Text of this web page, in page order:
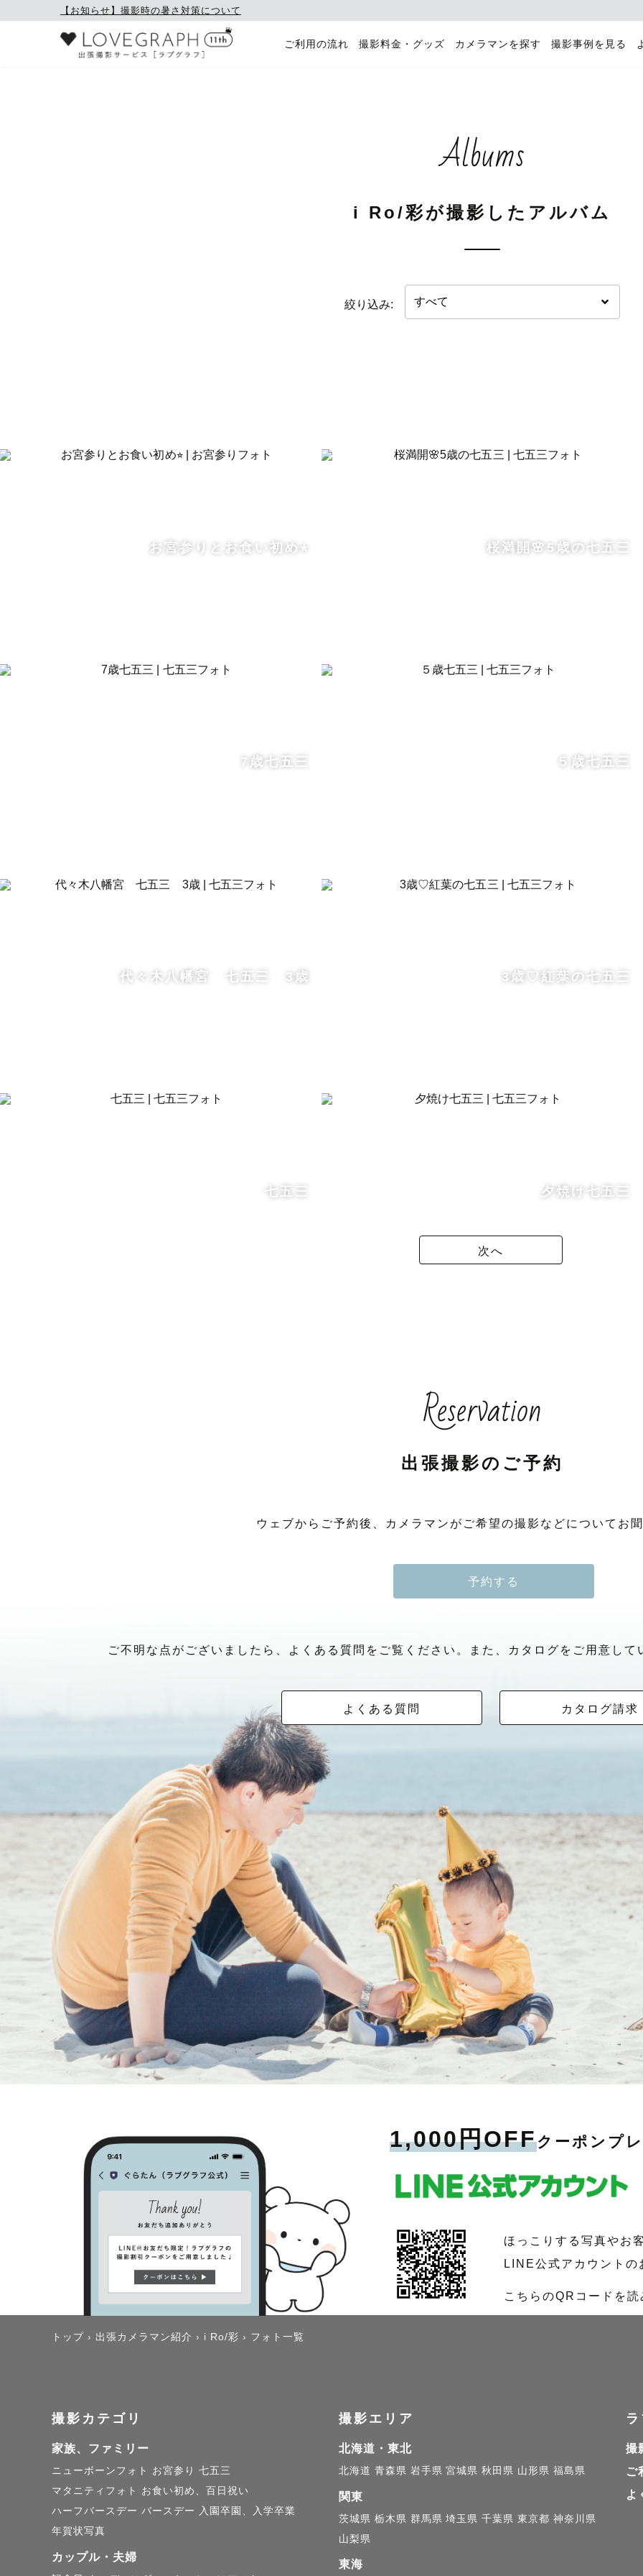
【お知らせ】撮影時の暑さ対策について
ご利用の流れ 撮影料金・グッズ カメラマンを探す 撮影事例を見る
Albums
i Ro/彩が撮影したアルバム
絞り込み:
お宮参りとお食い初め⭐︎ 桜満開🌸5歳の七五三
7歳七五三 ５歳七五三
代々木八幡宮 七五三 3歳 3歳♡紅葉の七五三
七五三 夕焼け七五三
次へ
Reservation
出張撮影のご予約
ウェブからご予約後、カメラマンがご希望の撮影などについてお
予約する
ご不明な点がございましたら、よくある質問をご覧ください。また、カタログをご用意し
よくある質問 カタログ請求
1,000円OFFクーポンプ
ほっこりする写真やお
LINE公式アカウント
こちらのQRコードを
トップ › 出張カメラマン紹介 › i Ro/彩 › フォト一覧
撮影カテゴリ
家族、ファミリー
ニューボーンフォト お宮参り 七五三
マタニティフォト
お食い初め、百日祝い
ハーフバースデー バースデー 入園卒園、入学卒業
年賀状写真
カップル・夫婦
撮影エリア
北海道・東北
北海道 青森県 岩手県 宮城県 秋田県 山形県 福島県
関東
茨城県 栃木県 群馬県 埼玉県 千葉県 東京都 神奈川県
山梨県
東海
撮
ご
よ